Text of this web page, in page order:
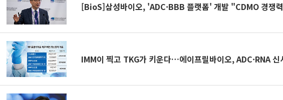
[BioS]삼성바이오, 'ADC·BBB 플랫폼' 개발 "CDMO 경쟁
IMM이 찍고 TKG가 키운다…에이프릴바이오, ADC·RNA 신